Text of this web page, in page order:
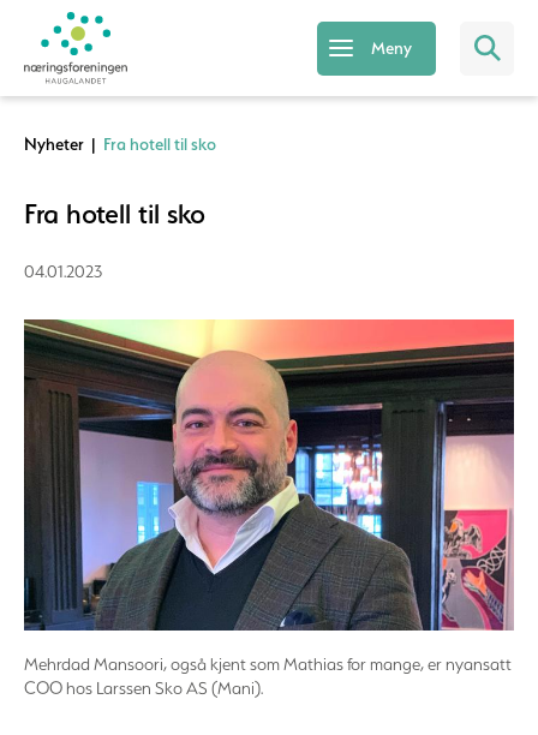
Meny
Nyheter | Fra hotell til sko
Fra hotell til sko
04.01.2023
Mehrdad Mansoori, også kjent som Mathias for mange, er nyansatt
COO hos Larssen Sko AS (Mani).